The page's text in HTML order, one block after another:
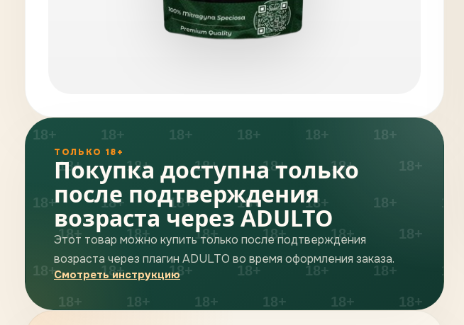
ТОЛЬКО 18+
Покупка доступна только
после подтверждения
возраста через ADULTO
Этот товар можно купить только после подтверждения
возраста через плагин ADULTO во время оформления заказа.
Смотреть инструкцию